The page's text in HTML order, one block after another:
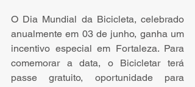
O Dia Mundial da Bicicleta, celebrado
anualmente em 03 de junho, ganha um
incentivo especial em Fortaleza. Para
comemorar a data, o Bicicletar terá
passe gratuito, oportunidade para